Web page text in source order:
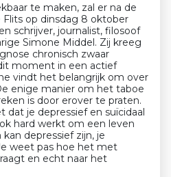
te maken, zal er na de
op dinsdag 8 oktober
schrijver, journalist, filosoof
Simone Middel. Zij kreeg
chronisch zwaar
moment in een actief
vindt het belangrijk om over
enige manier om het taboe
is door erover te praten.
dat je depressief en suïcidaal
hard werkt om een leven
depressief zijn, je
weet pas hoe het met
en echt naar het